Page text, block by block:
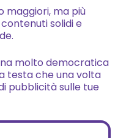
maggiori, ma più
solidi e
molto democratica
testa che una volta
pubblicità sulle tue
sito Web, in
base a come
esso venga
utilizzato. I
Cookie
statistici sono
necessari e